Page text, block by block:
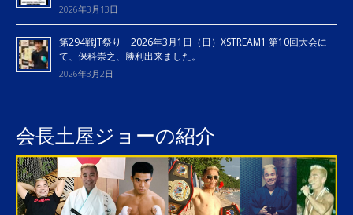
2026年3月13日
第294戦JT祭り 2026年3月1日（日）XSTREAM1 第10回大会に
て、保科崇之、勝利出来ました。
2026年3月2日
会長土屋ジョーの紹介